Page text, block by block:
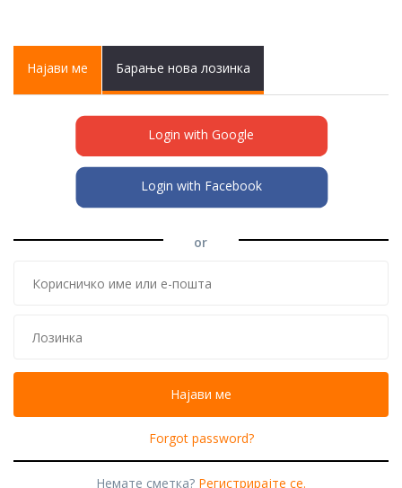
Primary tabs
Најави ме (activeБарање нова лозинка
Login with Google
Login with Facebook
or
Forgot password?
Немате сметка? Регистрирајте се.